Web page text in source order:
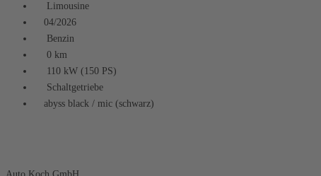
Limousine
04/2026
Benzin
0 km
110 kW (150 PS)
Schaltgetriebe
abyss black / mic (schwarz)